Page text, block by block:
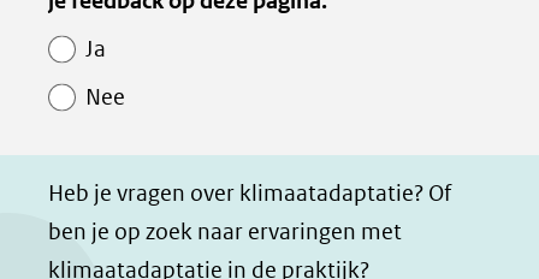
a
i
h
t
n
d
Paginawaardering
Ja
Nee
Heb je vragen over klimaatadaptatie? Of
ben je op zoek naar ervaringen met
klimaatadaptatie in de praktijk?